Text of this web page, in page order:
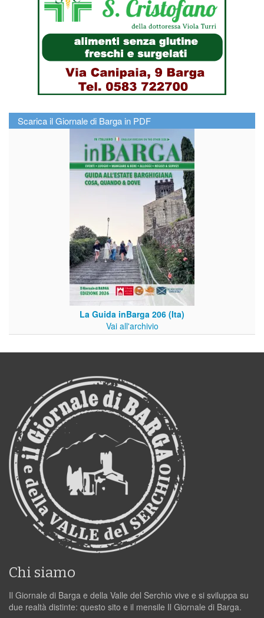
Scarica il Giornale di Barga in PDF
La Guida inBarga 206 (Ita)
Vai all'archivio
Chi siamo
Il Giornale di Barga e della Valle del Serchio vive e si sviluppa su
due realtà distinte: questo sito e il mensile Il Giornale di Barga.